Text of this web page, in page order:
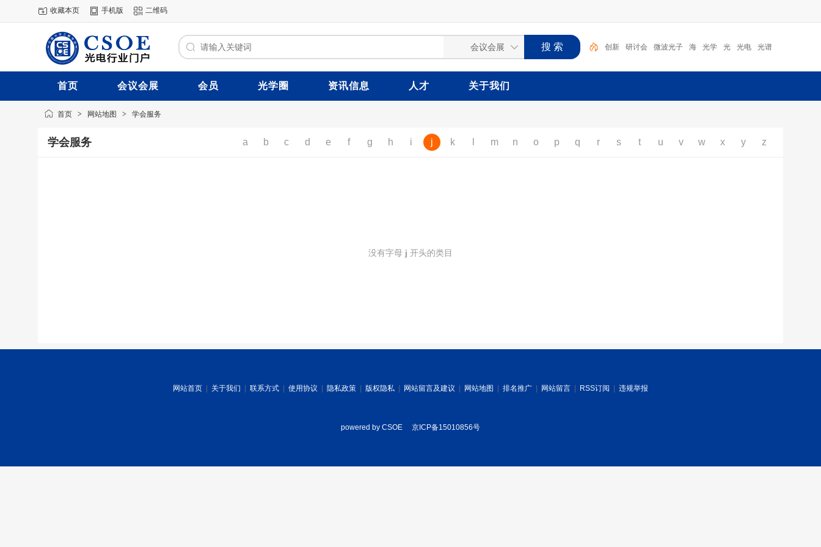
收藏本页 手机版 二维码
创新 研讨会 微波光子 海 光学 光 光电 光谱
国际 智能
首页 会议会展 会员 光学圈 资讯信息 人才 关于我们
首页 > 网站地图 > 学会服务
a b c d e f g h i j k m n o p q r s t u v w x y z
学会服务
没有字母 j 开头的类目
网站首页 关于我们 联系方式 使用协议 隐私政策 版权隐私 网站留言及建议 网站地图 排名推广 网站留言 RSS订阅 违规举报
powered by CSOE 京ICP备15010856号